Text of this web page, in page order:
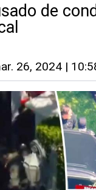
de
26, 2024 |